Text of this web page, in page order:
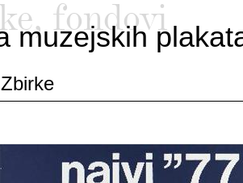
fondovi
muzejskih